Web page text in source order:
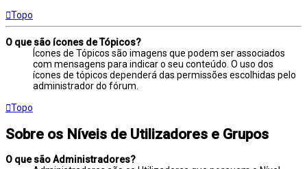
Topo
O que são ícones de Tópicos?
Ícones de Tópicos são imagens que podem ser associados
com mensagens para indicar o seu conteúdo. O uso dos
ícones de tópicos dependerá das permissões escolhidas pelo
administrador do fórum.
Topo
Sobre os Níveis de Utilizadores e Grupos
O que são Administradores?